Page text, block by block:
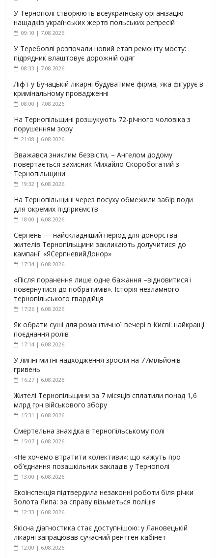
У Тернополі створюють всеукраїнську організацію
нащадків українських жертв польських репресій
09:10 | 7.08.2026
У Теребовлі розпочали новий етап ремонту мосту:
підрядник влаштовує дорожній одяг
08:33 | 7.08.2026
Ліфт у Бучацькій лікарні будуватиме фірма, яка фігурує в
кримінальному провадженні
08:00 | 7.08.2026
На Тернопільщині розшукують 72-річного чоловіка з
порушенням зору
21:08 | 6.08.2026
Вважався зниклим безвісти, – Ангелом додому
повертається захисник Михайло Скоробогатий з
Тернопільщини
19:32 | 6.08.2026
На Тернопільщині через посуху обмежили забір води
для окремих підприємств
18:00 | 6.08.2026
Серпень — найскладніший період для донорства:
жителів Тернопільщини закликають долучитися до
кампанії «ЯСерпневийДонор»
17:34 | 6.08.2026
«Після поранення лише одне бажання –відновитися і
повернутися до побратимів». Історія незламного
тернопільського гвардійця
17:26 | 6.08.2026
Як обрати суші для романтичної вечері в Києві: найкращі
поєднання ролів
17:14 | 6.08.2026
У липні митні надходження зросли на 77мільйонів
гривень
16:27 | 6.08.2026
Жителі Тернопільщини за 7 місяців сплатили понад 1,6
млрд грн військового збору
15:31 | 6.08.2026
Смертельна знахідка в тернопільському полі
15:07 | 6.08.2026
«Не хочемо втратити колективи»: що кажуть про
об’єднання позашкільних закладів у Тернополі
13:00 | 6.08.2026
Екоінспекція підтвердила незаконні роботи біля річки
Золота Липа: за справу візьметься поліція
12:33 | 6.08.2026
Якісна діагностика стає доступнішою: у Лановецькій
лікарні запрацював сучасний рентген-кабінет
12:00 | 6.08.2026